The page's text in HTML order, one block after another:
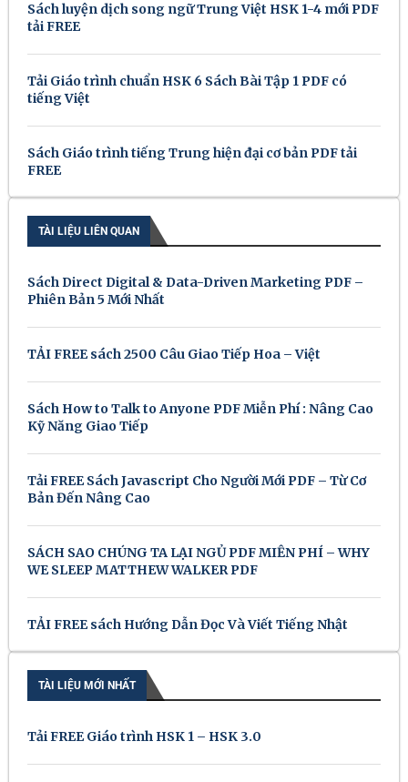
Sách luyện dịch song ngữ Trung Việt HSK 1-4 mới PDF
tải FREE
Tải Giáo trình chuẩn HSK 6 Sách Bài Tập 1 PDF có
tiếng Việt
Sách Giáo trình tiếng Trung hiện đại cơ bản PDF tải
FREE
TÀI LIỆU LIÊN QUAN
Sách Direct Digital & Data-Driven Marketing PDF –
Phiên Bản 5 Mới Nhất
TẢI FREE sách 2500 Câu Giao Tiếp Hoa – Việt
Sách How to Talk to Anyone PDF Miễn Phí : Nâng Cao
Kỹ Năng Giao Tiếp
Tải FREE Sách Javascript Cho Người Mới PDF – Từ Cơ
Bản Đến Nâng Cao
SÁCH SAO CHÚNG TA LẠI NGỦ PDF MIỄN PHÍ – WHY
WE SLEEP MATTHEW WALKER PDF
TẢI FREE sách Hướng Dẫn Đọc Và Viết Tiếng Nhật
TÀI LIỆU MỚI NHẤT
Tải FREE Giáo trình HSK 1 – HSK 3.0